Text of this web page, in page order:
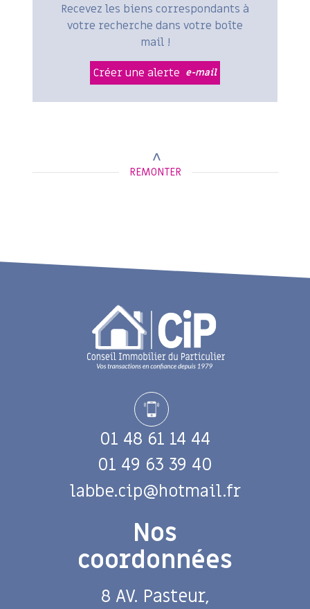
Recevez les biens correspondants à
votre recherche dans votre boîte
mail !
Créer une alerte e-mail
REMONTER
Nos
coordonnées
8 AV. Pasteur,
01 48 61 14 44
01 49 63 39 40
labbe.cip@hotmail.fr